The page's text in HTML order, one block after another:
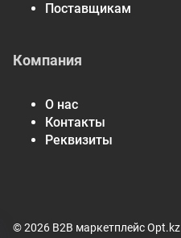
Поставщикам
Компания
О нас
Контакты
Реквизиты
© 2026 B2B маркетплейс Opt.kz